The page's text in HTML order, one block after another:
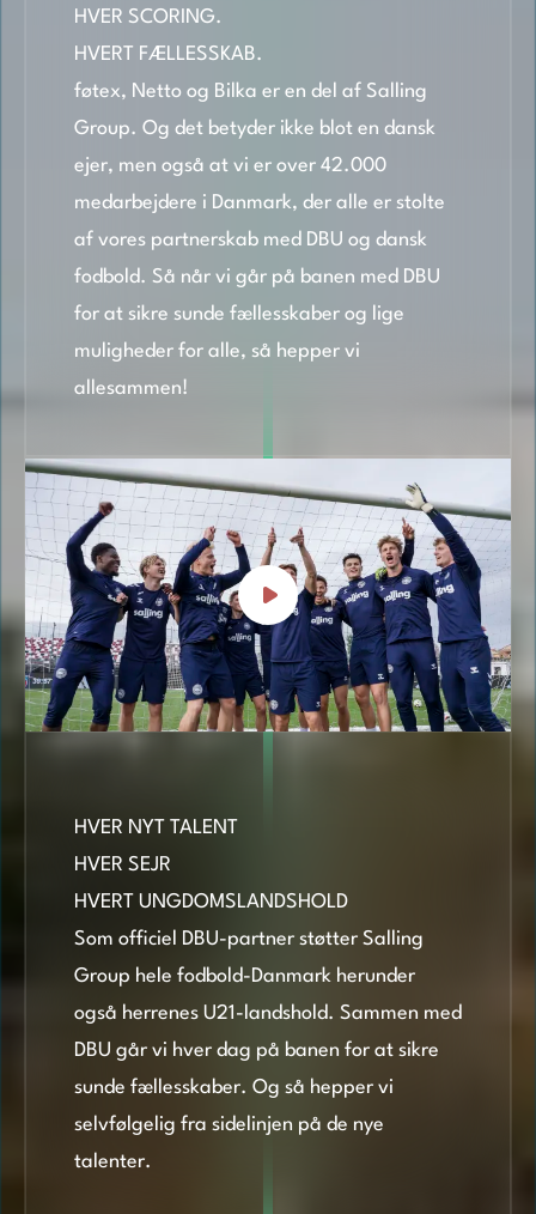
HVER SCORING.
HVERT FÆLLESSKAB.
føtex, Netto og Bilka er en del af Salling
Group. Og det betyder ikke blot en dansk
ejer, men også at vi er over 42.000
medarbejdere i Danmark, der alle er stolte
af vores partnerskab med DBU og dansk
fodbold. Så når vi går på banen med DBU
for at sikre sunde fællesskaber og lige
muligheder for alle, så hepper vi
allesammen!
HVER NYT TALENT
HVER SEJR
HVERT UNGDOMSLANDSHOLD
Som officiel DBU-partner støtter Salling
Group hele fodbold-Danmark herunder
også herrenes U21-landshold. Sammen med
DBU går vi hver dag på banen for at sikre
sunde fællesskaber. Og så hepper vi
selvfølgelig fra sidelinjen på de nye
talenter.